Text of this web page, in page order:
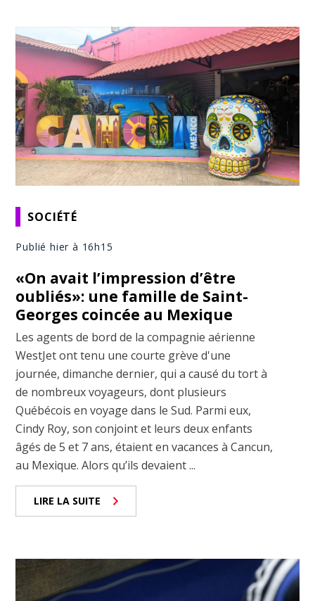
SOCIÉTÉ
Publié hier à 16h15
«On avait l’impression d’être
oubliés»: une famille de Saint-
Georges coincée au Mexique
Les agents de bord de la compagnie aérienne
WestJet ont tenu une courte grève d'une
journée, dimanche dernier, qui a causé du tort à
de nombreux voyageurs, dont plusieurs
Québécois en voyage dans le Sud. Parmi eux,
Cindy Roy, son conjoint et leurs deux enfants
âgés de 5 et 7 ans, étaient en vacances à Cancun,
au Mexique. Alors qu’ils devaient ...
LIRE LA SUITE